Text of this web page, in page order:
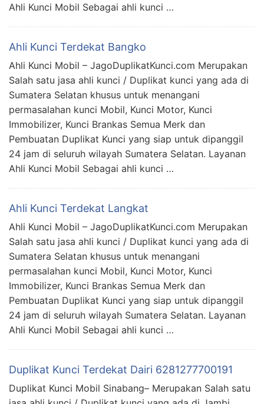
Ahli Kunci Mobil Sebagai ahli kunci …
Ahli Kunci Terdekat Bangko
Ahli Kunci Mobil – JagoDuplikatKunci.com Merupakan
Salah satu jasa ahli kunci / Duplikat kunci yang ada di
Sumatera Selatan khusus untuk menangani
permasalahan kunci Mobil, Kunci Motor, Kunci
Immobilizer, Kunci Brankas Semua Merk dan
Pembuatan Duplikat Kunci yang siap untuk dipanggil
24 jam di seluruh wilayah Sumatera Selatan. Layanan
Ahli Kunci Mobil Sebagai ahli kunci …
Ahli Kunci Terdekat Langkat
Ahli Kunci Mobil – JagoDuplikatKunci.com Merupakan
Salah satu jasa ahli kunci / Duplikat kunci yang ada di
Sumatera Selatan khusus untuk menangani
permasalahan kunci Mobil, Kunci Motor, Kunci
Immobilizer, Kunci Brankas Semua Merk dan
Pembuatan Duplikat Kunci yang siap untuk dipanggil
24 jam di seluruh wilayah Sumatera Selatan. Layanan
Ahli Kunci Mobil Sebagai ahli kunci …
Duplikat Kunci Terdekat Dairi 6281277700191
Duplikat Kunci Mobil Sinabang– Merupakan Salah satu